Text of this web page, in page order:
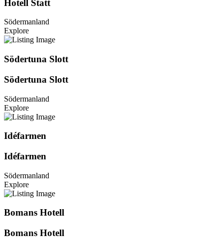
Hotell Statt
Södermanland
Explore
Södertuna Slott
Södertuna Slott
Södermanland
Explore
Idéfarmen
Idéfarmen
Södermanland
Explore
Bomans Hotell
Bomans Hotell